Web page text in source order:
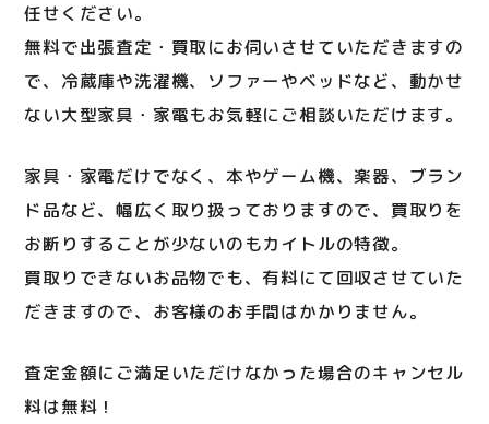
任せください。
無料で出張査定・買取にお伺いさせていただきますの
で、冷蔵庫や洗濯機、ソファーやベッドなど、動かせ
ない大型家具・家電もお気軽にご相談いただけます。
家具・家電だけでなく、本やゲーム機、楽器、ブラン
ド品など、幅広く取り扱っておりますので、買取りを
お断りすることが少ないのもカイトルの特徴。
買取りできないお品物でも、有料にて回収させていた
だきますので、お客様のお手間はかかりません。
査定金額にご満足いただけなかった場合のキャンセル
料は無料！